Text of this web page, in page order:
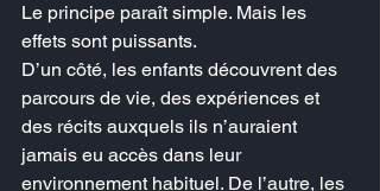
Le principe paraît simple. Mais les
effets sont puissants.
D’un côté, les enfants découvrent des
parcours de vie, des expériences et
des récits auxquels ils n’auraient
jamais eu accès dans leur
environnement habituel. De l’autre, les